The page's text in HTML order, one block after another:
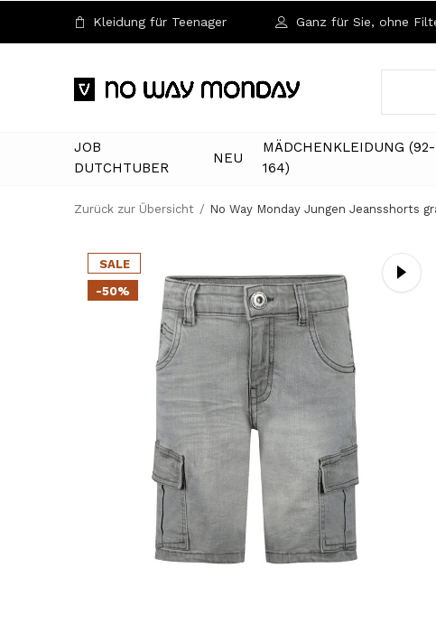
JOB
DUTCHTUBER
NEU
MÄDCHENKLEIDUNG (92-
164)
Kleidung für Teenager Ganz für Sie, ohne
Zurück zur Übersicht No Way Monday Jungen Jeansshorts
SALE
-50%